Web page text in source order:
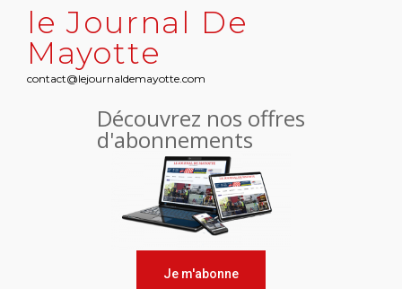
le Journal De
Mayotte
contact@lejournaldemayotte.com
Découvrez nos offres
d'abonnements
Je m'abonne